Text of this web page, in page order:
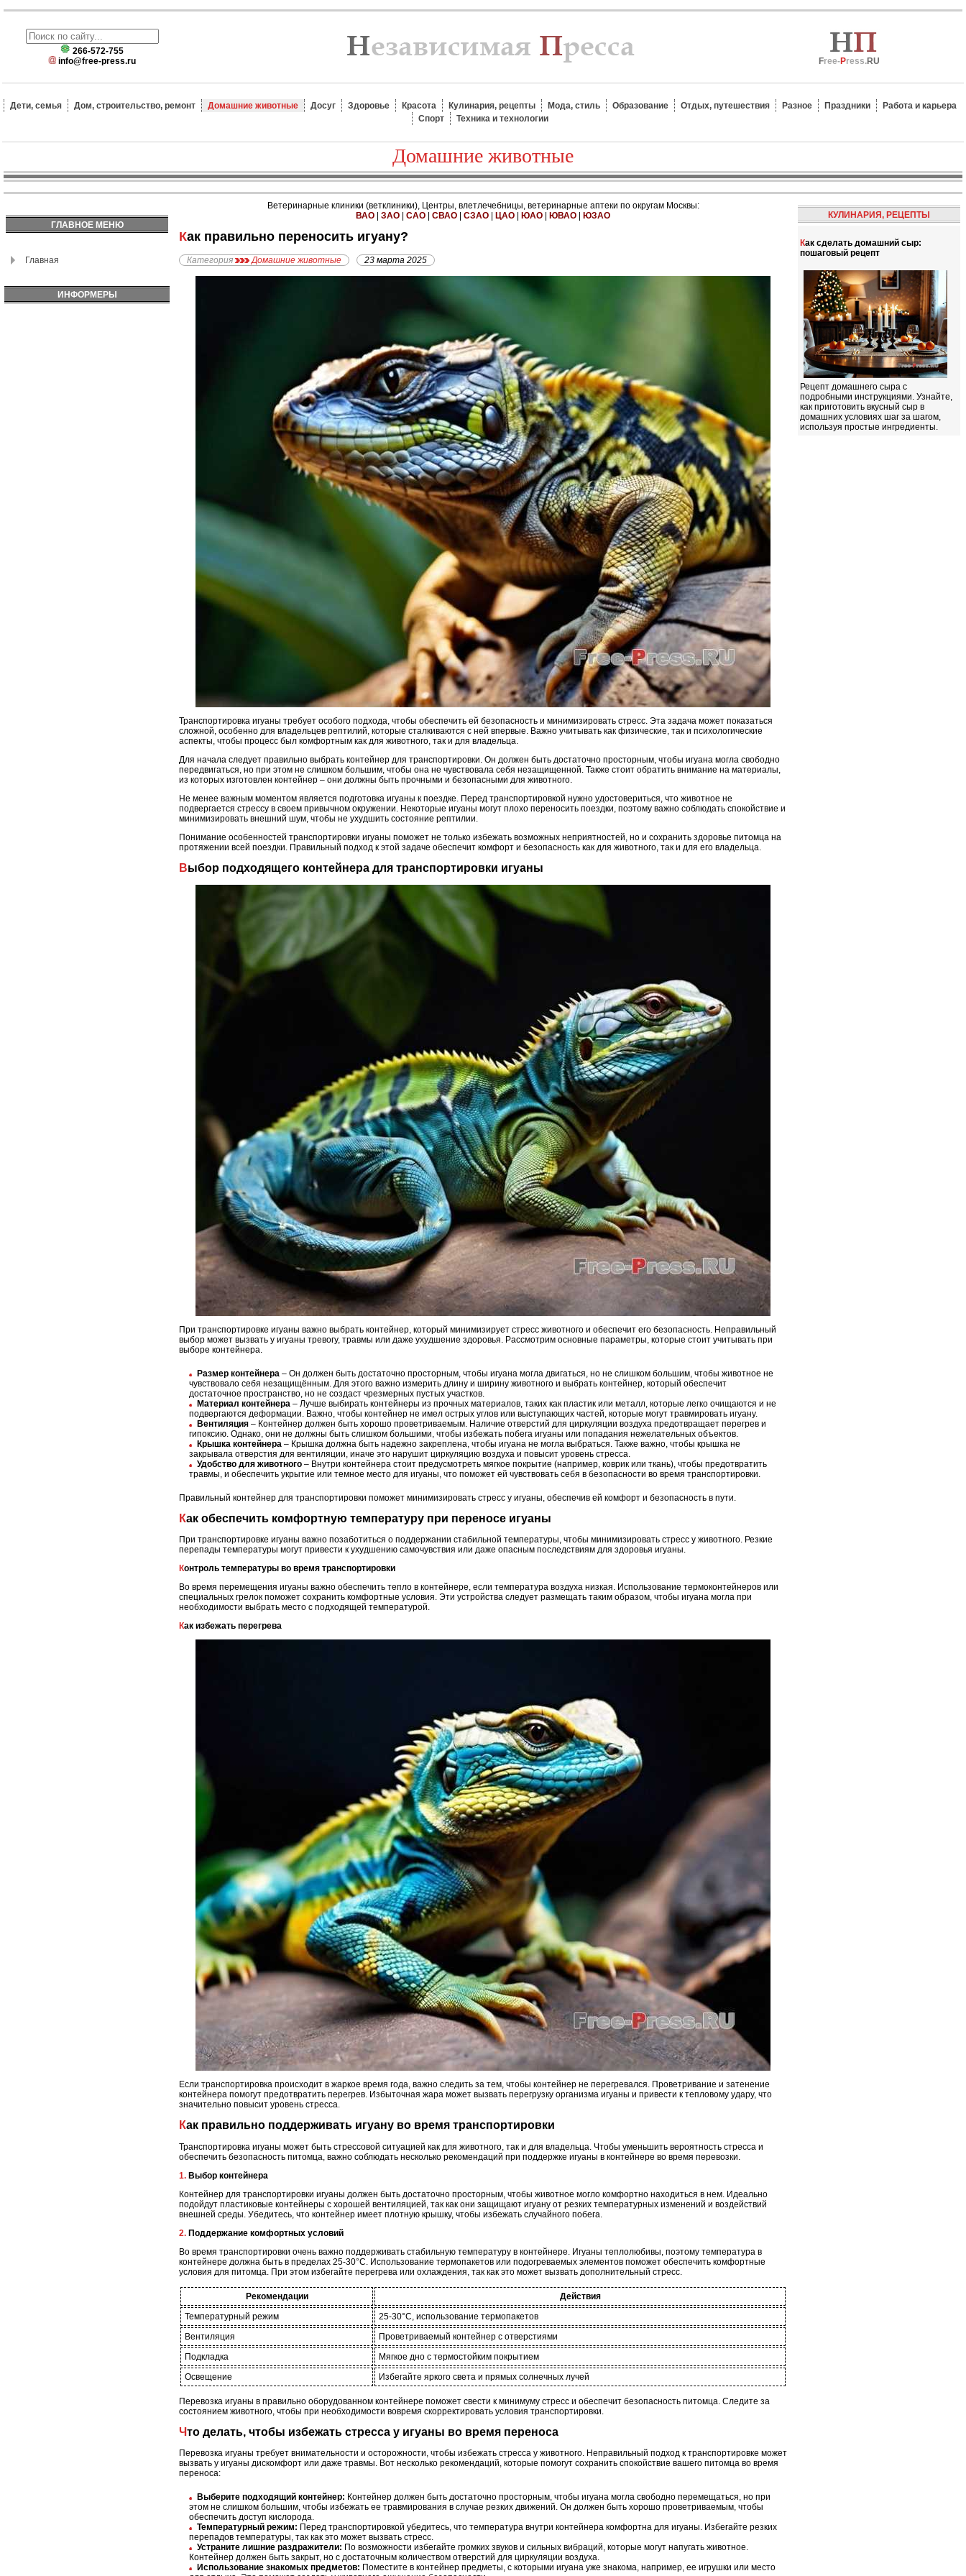
266-572-755
info@free-press.ru
Free-Press.RU
Дети, семья Дом, строительство, ремонт Домашние животные Досуг Здоровье Красота Кулинария, рецепты Мода, стиль Образование Отдых, путешествия Разное Праздники
Работа и карьера
Спорт
Техника и технологии
Домашние животные
ГЛАВНОЕ МЕНЮ
Главная
ИНФОРМЕРЫ
Ветеринарные клиники (ветклиники), Центры, влетлечебницы, ветеринарные аптеки по округам Москвы:
ВАО
ЗАО САО СВАО СЗАО ЦАО ЮАО ЮВАО ЮЗАО
Как правильно переносить игуану?
Категория Домашние животные 23 марта 2025
Транспортировка игуаны требует особого подхода, чтобы обеспечить ей безопасность и минимизировать стресс. Эта задача может показаться
сложной, особенно для владельцев рептилий, которые сталкиваются с ней впервые. Важно учитывать как физические, так и психологические
аспекты, чтобы процесс был комфортным как для животного, так и для владельца.
Для начала следует правильно выбрать контейнер для транспортировки. Он должен быть достаточно просторным, чтобы игуана могла свободно
передвигаться, но при этом не слишком большим, чтобы она не чувствовала себя незащищенной. Также стоит обратить внимание на материалы,
из которых изготовлен контейнер – они должны быть прочными и безопасными для животного.
Не менее важным моментом является подготовка игуаны к поездке. Перед транспортировкой нужно удостовериться, что животное не
подвергается стрессу в своем привычном окружении. Некоторые игуаны могут плохо переносить поездки, поэтому важно соблюдать спокойствие и
минимизировать внешний шум, чтобы не ухудшить состояние рептилии.
Понимание особенностей транспортировки игуаны поможет не только избежать возможных неприятностей, но и сохранить здоровье питомца на
протяжении всей поездки. Правильный подход к этой задаче обеспечит комфорт и безопасность как для животного, так и для его владельца.
Выбор подходящего контейнера для транспортировки игуаны
При транспортировке игуаны важно выбрать контейнер, который минимизирует стресс животного и обеспечит его безопасность. Неправильный
выбор может вызвать у игуаны тревогу, травмы или даже ухудшение здоровья. Рассмотрим основные параметры, которые стоит учитывать при
выборе контейнера.
Размер контейнера – Он должен быть достаточно просторным, чтобы игуана могла двигаться, но не слишком большим, чтобы животное не
чувствовало себя незащищённым. Для этого важно измерить длину и ширину животного и выбрать контейнер, который обеспечит
достаточное пространство, но не создаст чрезмерных пустых участков.
Материал контейнера – Лучше выбирать контейнеры из прочных материалов, таких как пластик или металл, которые легко очищаются и не
подвергаются деформации. Важно, чтобы контейнер не имел острых углов или выступающих частей, которые могут травмировать игуану.
Вентиляция – Контейнер должен быть хорошо проветриваемым. Наличие отверстий для циркуляции воздуха предотвращает перегрев и
гипоксию. Однако, они не должны быть слишком большими, чтобы избежать побега игуаны или попадания нежелательных объектов.
Крышка контейнера – Крышка должна быть надежно закреплена, чтобы игуана не могла выбраться. Также важно, чтобы крышка не
закрывала отверстия для вентиляции, иначе это нарушит циркуляцию воздуха и повысит уровень стресса.
Удобство для животного – Внутри контейнера стоит предусмотреть мягкое покрытие (например, коврик или ткань), чтобы предотвратить
травмы, и обеспечить укрытие или темное место для игуаны, что поможет ей чувствовать себя в безопасности во время транспортировки.
Правильный контейнер для транспортировки поможет минимизировать стресс у игуаны, обеспечив ей комфорт и безопасность в пути.
Как обеспечить комфортную температуру при переносе игуаны
При транспортировке игуаны важно позаботиться о поддержании стабильной температуры, чтобы минимизировать стресс у животного. Резкие
перепады температуры могут привести к ухудшению самочувствия или даже опасным последствиям для здоровья игуаны.
Контроль температуры во время транспортировки
Во время перемещения игуаны важно обеспечить тепло в контейнере, если температура воздуха низкая. Использование термоконтейнеров или
специальных грелок поможет сохранить комфортные условия. Эти устройства следует размещать таким образом, чтобы игуана могла при
необходимости выбрать место с подходящей температурой.
Как избежать перегрева
Если транспортировка происходит в жаркое время года, важно следить за тем, чтобы контейнер не перегревался. Проветривание и затенение
контейнера помогут предотвратить перегрев. Избыточная жара может вызвать перегрузку организма игуаны и привести к тепловому удару, что
значительно повысит уровень стресса.
Как правильно поддерживать игуану во время транспортировки
Транспортировка игуаны может быть стрессовой ситуацией как для животного, так и для владельца. Чтобы уменьшить вероятность стресса и
обеспечить безопасность питомца, важно соблюдать несколько рекомендаций при поддержке игуаны в контейнере во время перевозки.
1. Выбор контейнера
Контейнер для транспортировки игуаны должен быть достаточно просторным, чтобы животное могло комфортно находиться в нем. Идеально
подойдут пластиковые контейнеры с хорошей вентиляцией, так как они защищают игуану от резких температурных изменений и воздействий
внешней среды. Убедитесь, что контейнер имеет плотную крышку, чтобы избежать случайного побега.
2. Поддержание комфортных условий
Во время транспортировки очень важно поддерживать стабильную температуру в контейнере. Игуаны теплолюбивы, поэтому температура в
контейнере должна быть в пределах 25-30°C. Использование термопакетов или подогреваемых элементов поможет обеспечить комфортные
условия для питомца. При этом избегайте перегрева или охлаждения, так как это может вызвать дополнительный стресс.
Рекомендации
Действия
Температурный режим
25-30°C, использование термопакетов
Вентиляция
Проветриваемый контейнер с отверстиями
Подкладка
Мягкое дно с термостойким покрытием
Освещение
Избегайте яркого света и прямых солнечных лучей
Перевозка игуаны в правильно оборудованном контейнере поможет свести к минимуму стресс и обеспечит безопасность питомца. Следите за
состоянием животного, чтобы при необходимости вовремя скорректировать условия транспортировки.
Что делать, чтобы избежать стресса у игуаны во время переноса
Перевозка игуаны требует внимательности и осторожности, чтобы избежать стресса у животного. Неправильный подход к транспортировке может
вызвать у игуаны дискомфорт или даже травмы. Вот несколько рекомендаций, которые помогут сохранить спокойствие вашего питомца во время
переноса:
Выберите подходящий контейнер: Контейнер должен быть достаточно просторным, чтобы игуана могла свободно перемещаться, но при
этом не слишком большим, чтобы избежать ее травмирования в случае резких движений. Он должен быть хорошо проветриваемым, чтобы
обеспечить доступ кислорода.
Температурный режим: Перед транспортировкой убедитесь, что температура внутри контейнера комфортна для игуаны. Избегайте резких
перепадов температуры, так как это может вызвать стресс.
Устраните лишние раздражители: По возможности избегайте громких звуков и сильных вибраций, которые могут напугать животное.
Контейнер должен быть закрыт, но с достаточным количеством отверстий для циркуляции воздуха.
Использование знакомых предметов: Поместите в контейнер предметы, с которыми игуана уже знакома, например, ее игрушки или место
КУЛИНАРИЯ, РЕЦЕПТЫ
Как сделать домашний сыр:
пошаговый рецепт
Рецепт домашнего сыра с
подробными инструкциями. Узнайте,
как приготовить вкусный сыр в
домашних условиях шаг за шагом,
используя простые ингредиенты.